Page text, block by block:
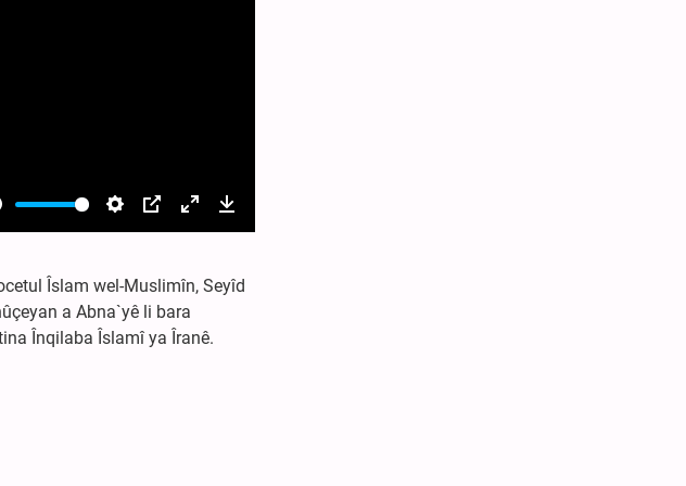
Settings
PIP EnterDownload
Îslam wel-Muslimîn, Seyîd
a Abna`yê li bara
Înqilaba Îslamî ya Îranê.